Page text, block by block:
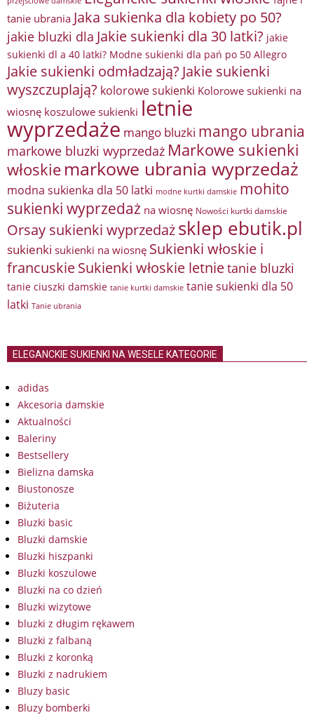
tanie ubrania Jaka sukienka dla kobiety po 50?
jakie bluzki dla Jakie sukienki dla 30 latki? jakie
sukienki dl a 40 latki? Modne sukienki dla pań po 50 Allegro
Jakie sukienki odmładzają? Jakie sukienki
wyszczuplają? kolorowe sukienki Kolorowe sukienki na
wiosnę koszulowe sukienki letnie
wyprzedaże mango bluzki mango ubrania
markowe bluzki wyprzedaż Markowe sukienki
włoskie markowe ubrania wyprzedaż
modna sukienka dla 50 latki modne kurtki damskie mohito
sukienki wyprzedaż na wiosnę Nowości kurtki damskie
Orsay sukienki wyprzedażsklep ebutik.pl
sukienki sukienki na wiosnę Sukienki włoskie i
francuskieSukienki włoskie letnietanie bluzki
tanie ciuszki damskie tanie kurtki damskie tanie sukienki dla 50
latki Tanie ubrania
ELEGANCKIE SUKIENKI NA WESELE KATEGORIE
adidas
Akcesoria damskie
Aktualności
Baleriny
Bestsellery
Bielizna damska
Biustonosze
Biżuteria
Bluzki basic
Bluzki damskie
Bluzki hiszpanki
Bluzki koszulowe
Bluzki na co dzień
Bluzki wizytowe
bluzki z długim rękawem
Bluzki z falbaną
Bluzki z koronką
Bluzki z nadrukiem
Bluzy basic
Bluzy bomberki